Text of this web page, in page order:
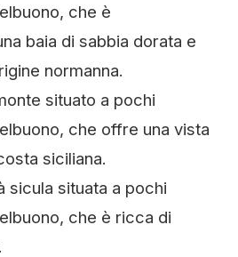
che è
baia di sabbia dorata e
normanna.
situato a pochi
che offre una vista
siciliana.
sicula situata a pochi
che è ricca di